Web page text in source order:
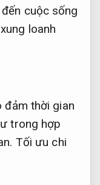
cuộc sống
loanh
đảm thời gian
trong hợp
Tối ưu chi